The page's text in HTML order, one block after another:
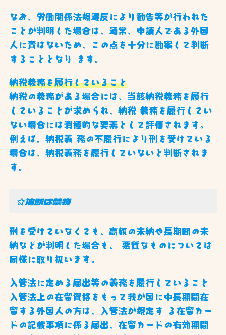
なお、労働関係法規違反により勧告等が行われた
ことが判明した場合は、通常、申請人である外国
人に責はないため、この点を十分に勘案して判断
することとなり ます。
納税義務を履行していること
納税の義務がある場合には、当該納税義務を履行
していることが求められ、納税 義務を履行してい
ない場合には消極的な要素として評価されます。
例えば，納税義 務の不履行により刑を受けている
場合は、納税義務を履行していないと判断されま
す。
☆油断は禁物
刑を受けていなくても、高額の未納や長期間の未
納などが判明した場合も、 悪質なものについては
同様に取り扱います。
入管法に定める届出等の義務を履行していること
入管法上の在留資格をもって我が国に中長期間在
留する外国人の方は、入管法が規定す る在留カー
ドの記載事項に係る届出、在留カードの有効期間